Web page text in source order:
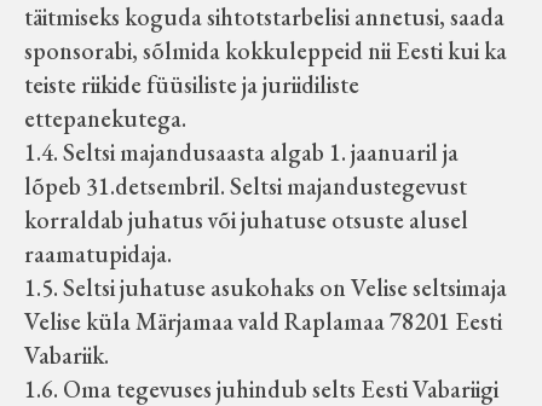
Otsi
Tagasiside
täitmiseks koguda sihtotstarbelisi annetusi, saada
sponsorabi, sõlmida kokkuleppeid nii Eesti kui ka
teiste riikide füüsiliste ja juriidiliste
ettepanekutega.
1.4. Seltsi majandusaasta algab 1. jaanuaril ja
lõpeb 31.detsembril. Seltsi majandustegevust
korraldab juhatus või juhatuse otsuste alusel
raamatupidaja.
1.5. Seltsi juhatuse asukohaks on Velise seltsimaja
Velise küla Märjamaa vald Raplamaa 78201 Eesti
Vabariik.
1.6. Oma tegevuses juhindub selts Eesti Vabariigi